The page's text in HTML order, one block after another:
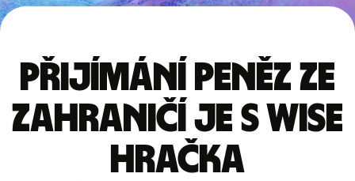
Přijímání peněz ze
zahraničí je s Wise
hračka